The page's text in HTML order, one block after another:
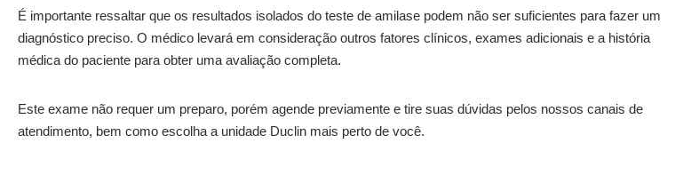
É importante ressaltar que os resultados isolados do teste de amilase podem não ser suficientes para fazer um
diagnóstico preciso. O médico levará em consideração outros fatores clínicos, exames adicionais e a história
médica do paciente para obter uma avaliação completa.
Este exame não requer um preparo, porém agende previamente e tire suas dúvidas pelos nossos canais de
atendimento, bem como escolha a unidade Duclin mais perto de você.